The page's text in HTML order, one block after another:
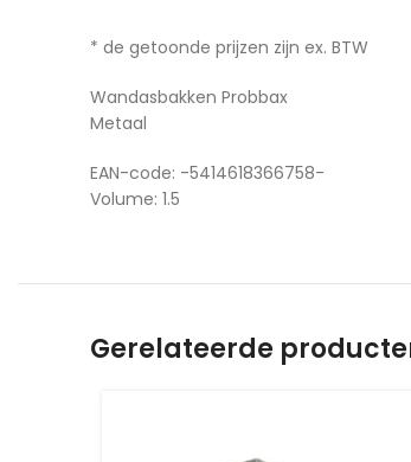
* de getoonde prijzen zijn ex. BTW
Wandasbakken Probbax
Metaal
EAN-code: -5414618366758-
Volume: 1.5
Gerelateerde